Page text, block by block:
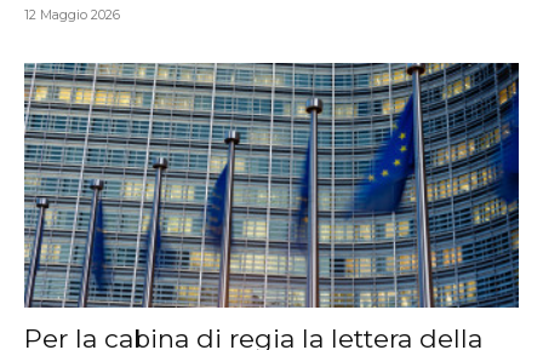
12 Maggio 2026
Per la cabina di regia la lettera della